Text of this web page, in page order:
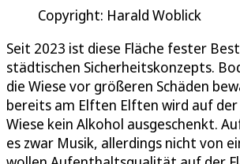
Copyright: Harald Woblick
Seit 2023 ist diese Fläche fester
städtischen Sicherheitskonzepts.
die Wiese vor größeren Schäden
bereits am Elften Elften wird auf
Wiese kein Alkohol ausgeschenkt.
es zwar Musik, allerdings nicht von